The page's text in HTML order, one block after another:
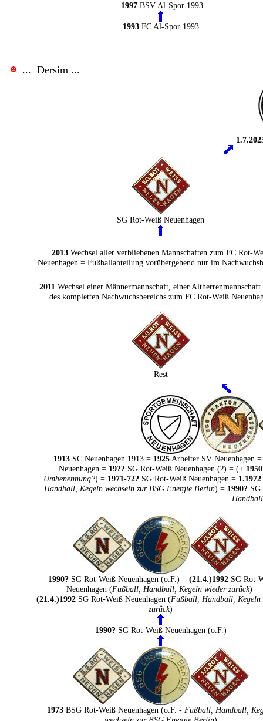
1997BSV Al-Spor 1993
1993FC Al-Spor 1993
... Dersim ...
SG Rot-Weiß Neuenhagen
2013Wechsel aller verbliebenen Mannschaften zum FC Rot-
Neuenhagen = Fußballabteilung vorübergehend nur im
2011 Wechsel einer Männermannschaft, einer Altherrenmannschaft
des kompletten Nachwuchsbereichs zum FC Rot-Weiß
Rest
1913 SC Neuenhagen 1913 = 1925 Arbeiter SV Neuenhagen
Neuenhagen = 19??SG Rot-Weiß Neuenhagen (?) = (+ 1950
Umbenennung?) = 1971-72? SG Rot-Weiß Neuenhagen = 1.1972
Handball, Kegeln wechseln zur BSG Energie Berlin) = 1990?
1990? SG Rot-Weiß Neuenhagen (o.F.) = (21.4.)1992 SG Rot-
Neuenhagen (Fußball, Handball, Kegeln wieder zurück)
(21.4.)1992 SG Rot-Weiß Neuenhagen (Fußball, Handball, Kegeln
zurück)
1990?SG Rot-Weiß Neuenhagen (o.F.)
1973 BSG Rot-Weiß Neuenhagen (o.F. - Fußball, Handball,